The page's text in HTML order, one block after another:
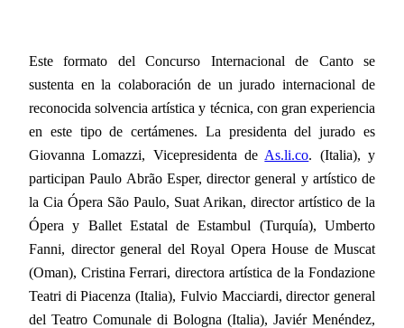
Este formato del Concurso Internacional de Canto se
sustenta en la colaboración de un jurado internacional de
reconocida solvencia artística y técnica, con gran experiencia
en este tipo de certámenes. La presidenta del jurado es
Giovanna Lomazzi, Vicepresidenta de As.li.co. (Italia), y
participan Paulo Abrão Esper, director general y artístico de
la Cia Ópera São Paulo, Suat Arikan, director artístico de la
Ópera y Ballet Estatal de Estambul (Turquía), Umberto
Fanni, director general del Royal Opera House de Muscat
(Oman), Cristina Ferrari, directora artística de la Fondazione
Teatri di Piacenza (Italia), Fulvio Macciardi, director general
del Teatro Comunale di Bologna (Italia), Javiér Menéndez,